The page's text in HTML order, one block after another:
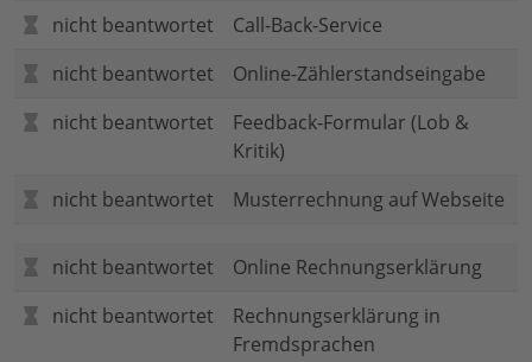
nicht beantwortet
Call-Back-Service
nicht beantwortet
Online-Zählerstandseingabe
nicht beantwortet
Feedback-Formular (Lob &
Kritik)
nicht beantwortet
Musterrechnung auf Webseite
nicht beantwortet
Online Rechnungserklärung
nicht beantwortet
Rechnungserklärung in
Fremdsprachen